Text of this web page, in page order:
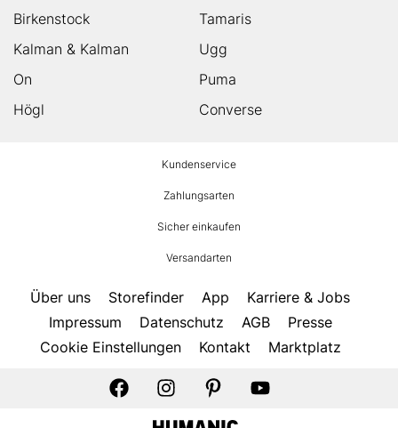
Birkenstock
Tamaris
Kalman & Kalman
Ugg
On
Puma
Högl
Converse
Kundenservice
Zahlungsarten
Sicher einkaufen
Versandarten
Über uns Storefinder App
Karriere & Jobs
Impressum
Datenschutz AGB
Presse
Cookie Einstellungen
Kontakt Marktplatz